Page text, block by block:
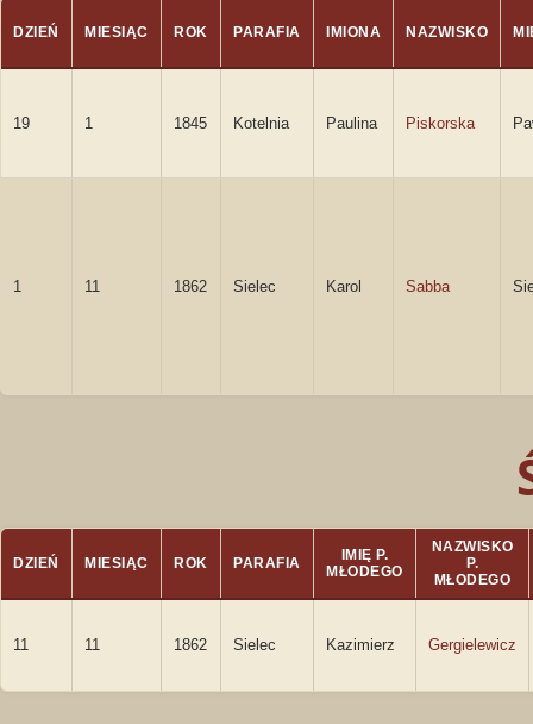
DZIEŃ MIESIĄC ROK PARAFIA IMIONA NAZWISKO
19 1 1845 Kotelnia Paulina Piskorska
1 11 1862 Sielec Karol Sabba
DZIEŃ MIESIĄC ROK PARAFIA
IMIĘ P.
MŁODEGO
NAZWISKO
P.
MŁODEGO
11 11 1862 Sielec Kazimierz Gergielewicz